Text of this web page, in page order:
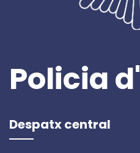
Policia
Despatx central